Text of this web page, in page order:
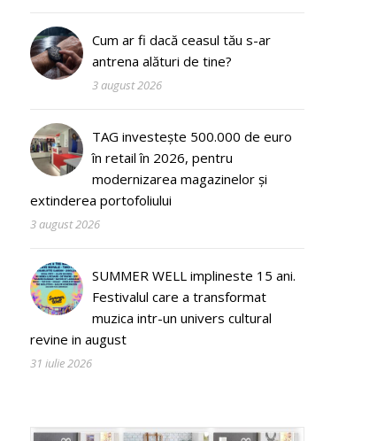
Cum ar fi dacă ceasul tău s-ar
antrena alături de tine?
3 august 2026
TAG investește 500.000 de euro
în retail în 2026, pentru
modernizarea magazinelor și
extinderea portofoliului
3 august 2026
SUMMER WELL implineste 15 ani.
Festivalul care a transformat
muzica intr-un univers cultural
revine in august
31 iulie 2026